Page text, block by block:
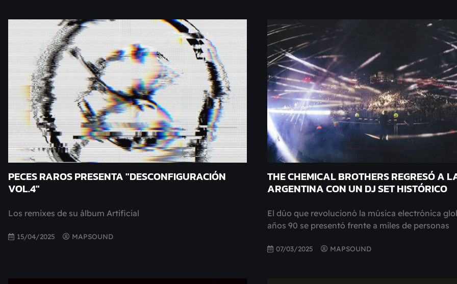
PECES RAROS PRESENTA "DESCONFIGURACIÓN
VOL.4"
Los remixes de su álbum Artificial
15/04/2025 MAPSOUND
THE CHEMICAL BROTHERS REGRESÓ A
ARGENTINA CON UN DJ SET HISTÓRICO
El dúo que revolucionó la música electrónica
años 90 se presentó frente a miles de personas
07/03/2025 MAPSOUND